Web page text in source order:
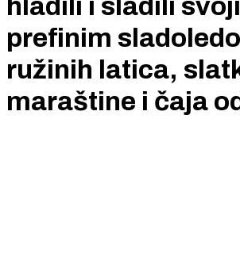
hladili i sladili
prefinim
ružinih latica,
maraštine i čaja